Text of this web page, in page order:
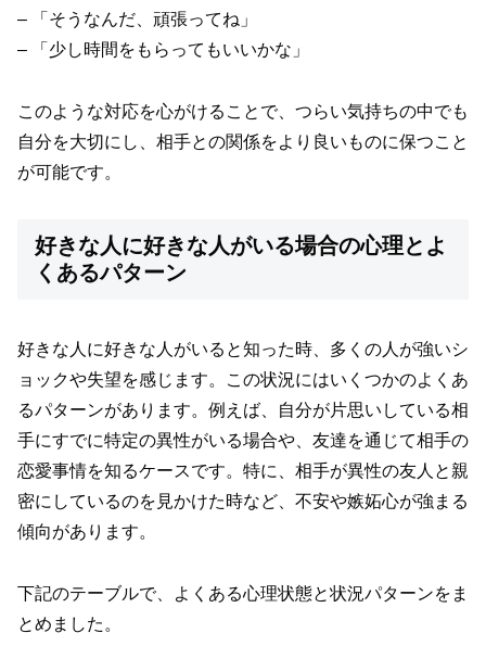
– 「そうなんだ、頑張ってね」
– 「少し時間をもらってもいいかな」
このような対応を心がけることで、つらい気持ちの中でも
自分を大切にし、相手との関係をより良いものに保つこと
が可能です。
好きな人に好きな人がいる場合の心理とよ
くあるパターン
好きな人に好きな人がいると知った時、多くの人が強いシ
ョックや失望を感じます。この状況にはいくつかのよくあ
るパターンがあります。例えば、自分が片思いしている相
手にすでに特定の異性がいる場合や、友達を通じて相手の
恋愛事情を知るケースです。特に、相手が異性の友人と親
密にしているのを見かけた時など、不安や嫉妬心が強まる
傾向があります。
下記のテーブルで、よくある心理状態と状況パターンをま
とめました。